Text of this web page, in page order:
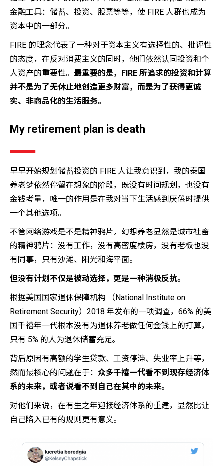
金融工具：储蓄、投资、股票等等，使 FIRE 人群也成为
资本中的一部分。
FIRE 的理念代表了一种对于资本主义有选择性的、批评性
的态度，在反对消费主义的同时，他们依然认同投资和个
人资产的重要性。 最重要的是，FIRE 所追求的投资和计算
并不是为了无休止地创造更多财富， 而是为了获得更诚
实、非商品化的生活服务。
My retirement plan is death
早早开始规划储蓄投资的 FIRE 人让我意识到，我的泰国
养老梦依然停留在想象的阶段，既没有时间规划，也没有
金钱考量，唯一的作用是在我对当下生活感到厌倦时提供
一个其他选项。
不管网络游戏是不是精神鸦片，幻想养老显然是城市社畜
的精神鸦片：没有工作，没有高密度楼房，没有老板也没
有同事，只有沙滩、阳光和海平面。
但没有计划不仅是被动选择，更是一种消极反抗。
根据美国国家退休保障机构 （National Institute on
Retirement Security）2018 年发布的一项调查，66% 的美
国千禧年一代根本没有为退休养老做任何金钱上的打算，
只有 5% 的人为退休储蓄充足。
背后原因有高额的学生贷款、工资停滞、失业率上升等，
然而最核心的问题在于： 众多千禧一代看不到现存经济体
系的未来，或者说看不到自己在其中的未来。
对他们来说，在有生之年迎接经济体系的重建，显然比让
自己陷入已有的规则更有意义。